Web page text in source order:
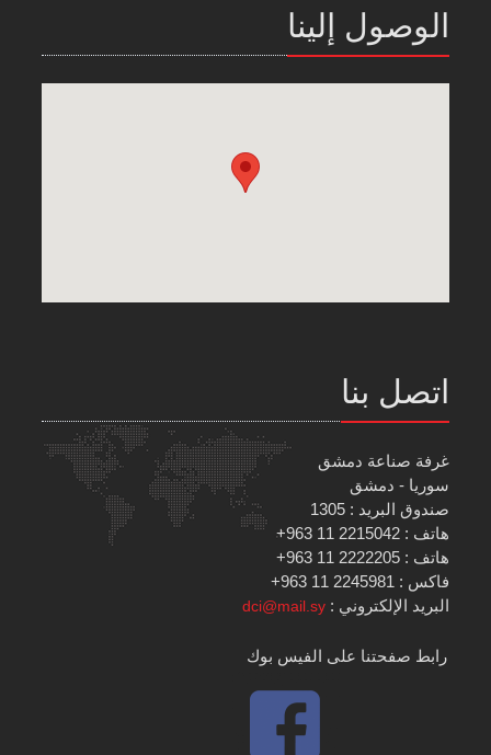
الوصول إلينا
اتصل بنا
غرفة صناعة دمشق
سوريا - دمشق
صندوق البريد : 1305
هاتف : 2215042 11 963+
هاتف : 2222205 11 963+
فاكس : 2245981 11 963+
البريد الإلكتروني :dci@mail.sy
رابط صفحتنا على الفيس بوك